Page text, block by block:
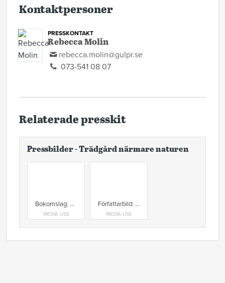
Kontaktpersoner
PRESSKONTAKT
Rebecca Molin
rebecca.molin@gulpr.se
073-541 08 07
Relaterade presskit
Pressbilder - Trädgård närmare naturen
Bokomslag: Trädgård närmare naturen
MEDIA USE
Författarbild: Nina Nordh Foto: Linn Nordh
MEDIA USE